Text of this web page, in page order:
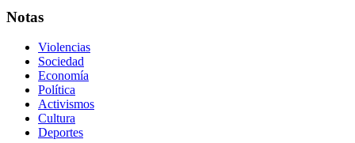
Notas
Violencias
Sociedad
Economía
Política
Activismos
Cultura
Deportes